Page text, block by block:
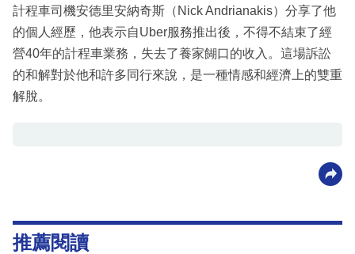
計程車司機安德里安納奇斯（Nick Andrianakis）分享了他
的個人經歷，他表示自Uber服務推出後，不得不結束了經
營40年的計程車業務，失去了養家餬口的收入。這場訴訟
的和解對於他和許多同行來說，是一種情感和經濟上的雙重
解脫。
推薦閱讀